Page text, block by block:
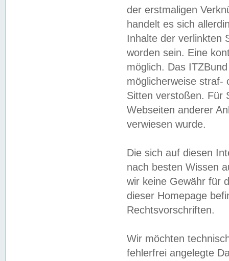
der erstmaligen
handelt es sich
Inhalte der verlinkten
worden sein. Eine
möglich. Das
möglicherweise straf-
Sitten verstoßen. Für
Webseiten anderer
verwiesen wurde.
Die sich auf diesen
nach besten Wissen
wir keine Gewähr für
dieser Homepage
Rechtsvorschriften.
Wir möchten
fehlerfrei angelegte